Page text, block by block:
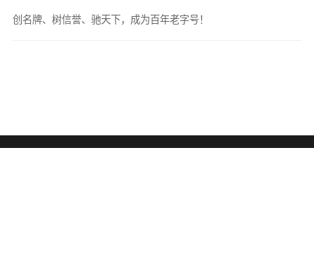
创名牌、树信誉、驰天下，成为百年老字号！